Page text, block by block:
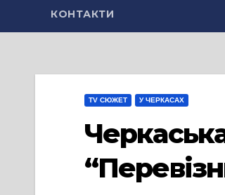
КОНТАКТИ
TV СЮЖЕТ У ЧЕРКАСАХ